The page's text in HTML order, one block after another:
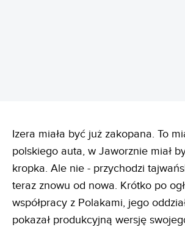
Izera miała być już zakopana. To
polskiego auta, w Jaworznie miał
kropka. Ale nie - przychodzi
teraz znowu od nowa. Krótko po
współpracy z Polakami, jego
pokazał produkcyjną wersję